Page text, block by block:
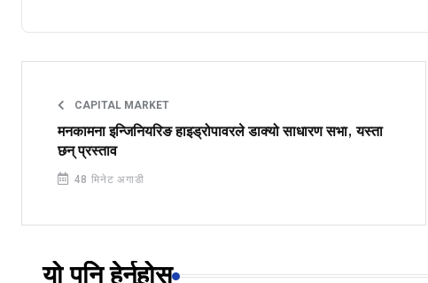
CAPITAL MARKET
मनकामना इन्जिनियरिङ हाइड्रोपावरले डाक्यो साधारण सभा, यस्ता
छन् प्रस्ताव
48 मिनेट अगाडी
यो पनि हेर्नुहोस